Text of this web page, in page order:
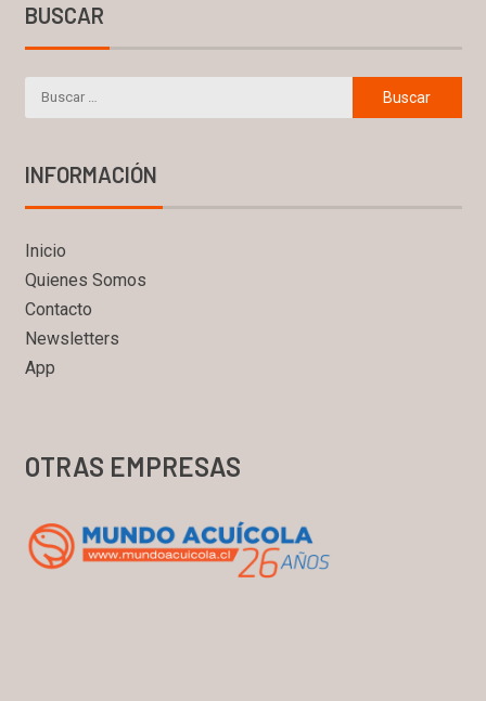
BUSCAR
INFORMACIÓN
Inicio
Quienes Somos
Contacto
Newsletters
App
OTRAS EMPRESAS